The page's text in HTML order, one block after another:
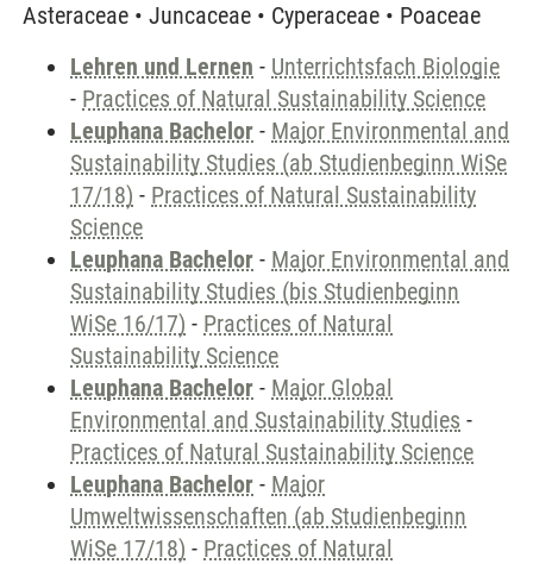
Asteraceae • Juncaceae • Cyperaceae • Poaceae
Lehren und Lernen - Unterrichtsfach Biologie
- Practices of Natural Sustainability Science
Leuphana Bachelor - Major Environmental and
Sustainability Studies (ab Studienbeginn WiSe
17/18) - Practices of Natural Sustainability
Science
Leuphana Bachelor - Major Environmental and
Sustainability Studies (bis Studienbeginn
WiSe 16/17) - Practices of Natural
Sustainability Science
Leuphana Bachelor - Major Global
Environmental and Sustainability Studies -
Practices of Natural Sustainability Science
Leuphana Bachelor - Major
Umweltwissenschaften (ab Studienbeginn
WiSe 17/18) - Practices of Natural